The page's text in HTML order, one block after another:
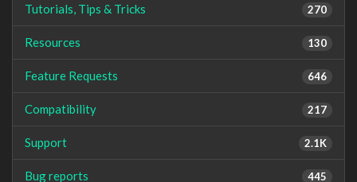
270
Tutorials, Tips & Tricks
130
Resources
646
Feature Requests
217
Compatibility
2.1K
Support
445
Bug reports